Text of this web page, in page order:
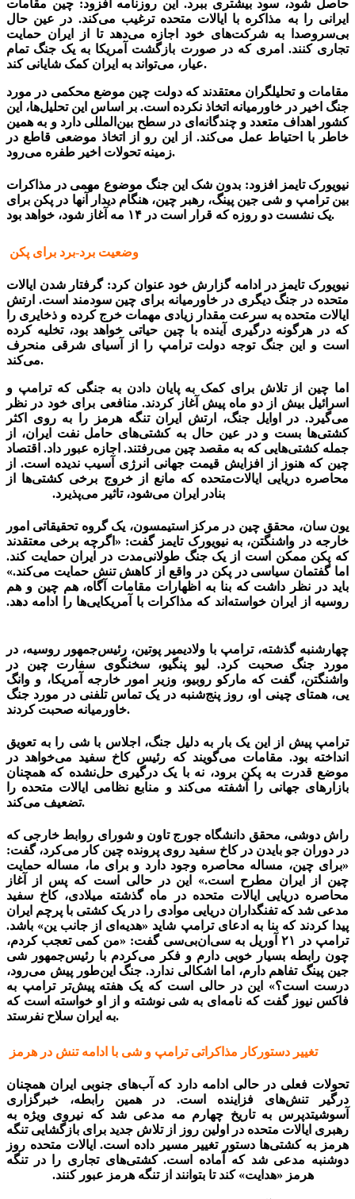
حاصل شود، سود بیشتری ببرد. این روزنامه افزود: چین مقامات
ایرانی را به مذاکره با ایالات متحده ترغیب می‌کند. در عین حال
بی‌سروصدا به شرکت‌های خود اجازه می‌دهد تا از ایران حمایت
تجاری کنند. امری که در صورت بازگشت آمریکا به یک جنگ تمام
عیار، می‌تواند به ایران کمک شایانی کند.
مقامات و تحلیلگران معتقدند که دولت چین موضع محکمی در مورد
جنگ اخیر در خاورمیانه اتخاذ نکرده است. بر اساس این تحلیل‌ها، این
کشور اهداف متعدد و چندگانه‌ای در سطح بین‌المللی دارد و به همین
خاطر با احتیاط عمل می‌کند. از این رو از اتخاذ موضعی قاطع در
زمینه تحولات اخیر طفره می‌رود.
نیویورک تایمز افزود: بدون شک این جنگ موضوع مهمی در مذاکرات
بین ترامپ و شی جین پینگ، رهبر چین، هنگام دیدار آنها در پکن برای
یک نشست دو روزه که قرار است در ۱۴ مه آغاز شود، خواهد بود.
وضعیت برد-برد برای پکن
نیویورک تایمز در ادامه گزارش خود عنوان کرد: گرفتار شدن ایالات
متحده در جنگ دیگری در خاورمیانه برای چین سودمند است. ارتش
ایالات متحده به سرعت مقدار زیادی مهمات خرج کرده و ذخایری را
که در هرگونه درگیری آینده با چین حیاتی خواهد بود، تخلیه کرده
است و این جنگ توجه دولت ترامپ را از آسیای شرقی منحرف
می‌کند.
اما چین از تلاش برای کمک به پایان دادن به جنگی که ترامپ و
اسرائیل بیش از دو ماه پیش آغاز کردند. منافعی برای خود در نظر
می‌گیرد. در اوایل جنگ، ارتش ایران تنگه هرمز را به روی اکثر
کشتی‌ها بست و در عین حال به کشتی‌های حامل نفت ایران، از
جمله کشتی‌هایی که به مقصد چین می‌رفتند. اجازه عبور داد. اقتصاد
چین که هنوز از افزایش قیمت جهانی انرژی آسیب ندیده است. از
محاصره دریایی ایالات‌متحده که مانع از خروج برخی کشتی‌ها از
بنادر ایران می‌شود، تاثیر می‌پذیرد.
یون سان، محقق چین در مرکز استیمسون، یک گروه تحقیقاتی امور
خارجه در واشنگتن، به نیویورک تایمز گفت: «اگرچه برخی معتقدند
که پکن ممکن است از یک جنگ طولانی‌مدت در ایران حمایت کند.
اما گفتمان سیاسی در پکن در واقع از کاهش تنش حمایت می‌کند.»
باید در نظر داشت که بنا به اظهارات مقامات آگاه، هم چین و هم
روسیه از ایران خواسته‌اند که مذاکرات با آمریکایی‌ها را ادامه دهد.
چهارشنبه گذشته، ترامپ با ولادیمیر پوتین، رئیس‌جمهور روسیه، در
مورد جنگ صحبت کرد. لیو پنگیو، سخنگوی سفارت چین در
واشنگتن، گفت که مارکو روبیو، وزیر امور خارجه آمریکا، و وانگ
یی، همتای چینی او، روز پنج‌شنبه در یک تماس تلفنی در مورد جنگ
خاورمیانه صحبت کردند.
ترامپ پیش از این یک بار به دلیل جنگ، اجلاس با شی را به تعویق
انداخته بود. مقامات می‌گویند که رئیس کاخ سفید می‌خواهد در
موضع قدرت به پکن برود، نه با یک درگیری حل‌نشده که همچنان
بازارهای جهانی را آشفته می‌کند و منابع نظامی ایالات متحده را
تضعیف می‌کند.
راش دوشی، محقق دانشگاه جورج تاون و شورای روابط خارجی که
در دوران جو بایدن در کاخ سفید روی پرونده چین کار می‌کرد، گفت:
«برای چین، مساله محاصره وجود دارد و برای ما، مساله حمایت
چین از ایران مطرح است.» این در حالی است که پس از آغاز
محاصره دریایی ایالات متحده در ماه گذشته میلادی، کاخ سفید
مدعی شد که تفنگداران دریایی موادی را در یک کشتی با پرچم ایران
پیدا کردند که بنا به ادعای ترامپ شاید «هدیه‌ای از جانب ین» باشد.
ترامپ در ۲۱ آوریل به سی‌ان‌بی‌سی گفت: «من کمی تعجب کردم،
چون رابطه بسیار خوبی دارم و فکر می‌کردم با رئیس‌جمهور شی
جین پینگ تفاهم دارم، اما اشکالی ندارد. جنگ این‌طور پیش می‌رود،
درست است؟» این در حالی است که یک هفته پیش‌تر ترامپ به
فاکس نیوز گفت که نامه‌ای به شی نوشته و از او خواسته است که
به ایران سلاح نفرستد.
تغییر دستورکار مذاکراتی ترامپ و شی با ادامه تنش در هرمز
تحولات فعلی در حالی ادامه دارد که آب‌های جنوبی ایران همچنان
درگیر تنش‌های فزاینده است. در همین رابطه، خبرگزاری
آسوشیتدپرس به تاریخ چهارم مه مدعی شد که نیروی ویژه به
رهبری ایالات متحده در اولین روز از تلاش جدید برای بازگشایی تنگه
هرمز به کشتی‌ها دستور تغییر مسیر داده است. ایالات متحده روز
دوشنبه مدعی شد که آماده است. کشتی‌های تجاری را در تنگه
هرمز «هدایت» کند تا بتوانند از تنگه هرمز عبور کنند.